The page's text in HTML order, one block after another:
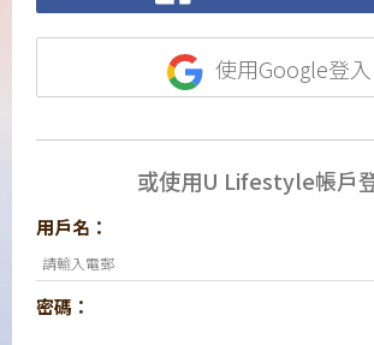
使用Google登入
或使用U Lifestyle帳戶
用戶名：
密碼：